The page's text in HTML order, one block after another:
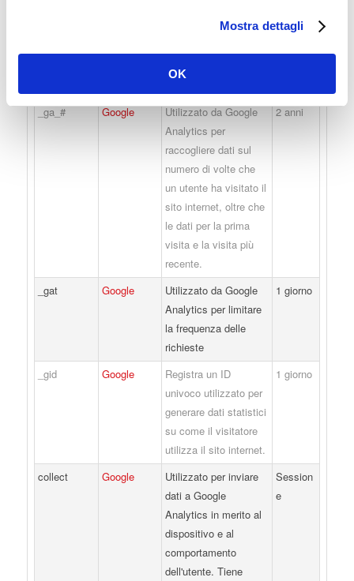
Mostra dettagli
OK
univoco utilizzato per
_ga_# Google
Utilizzato da Google
Analytics per
raccogliere dati sul
numero di volte che
un utente ha visitato il
sito internet, oltre che
le dati per la prima
visita e la visita più
recente.
2 anni
_gat Google
Utilizzato da Google
Analytics per limitare
la frequenza delle
richieste
1 giorno
_gid Google
Registra un ID
univoco utilizzato per
generare dati statistici
su come il visitatore
utilizza il sito internet.
1 giorno
collect Google
Utilizzato per inviare
dati a Google
Analytics in merito al
dispositivo e al
comportamento
dell'utente. Tiene
Session
e